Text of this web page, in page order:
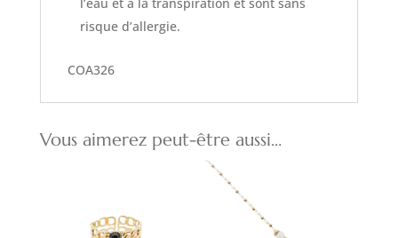
risque d’allergie.
COA326
Vous aimerez peut-être aussi…